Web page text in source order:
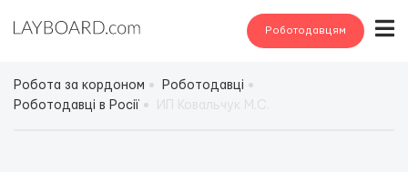
Роботодавцям
Робота за кордоном
Роботодавці
Роботодавці в Росії